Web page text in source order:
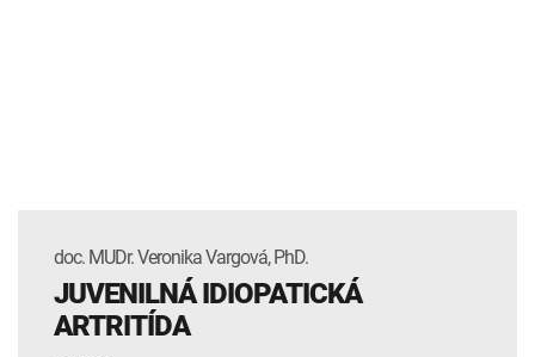
doc. MUDr. Veronika Vargová, PhD.
JUVENILNÁ IDIOPATICKÁ
ARTRITÍDA